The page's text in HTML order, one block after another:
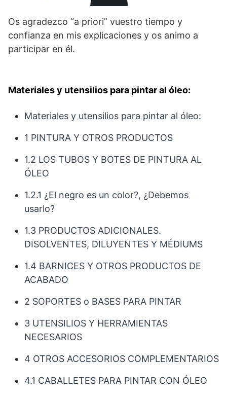
Os agradezco “a priori” vuestro tiempo y
confianza en mis explicaciones y os animo a
participar en él.
Materiales y utensilios para pintar al óleo:
Materiales y utensilios para pintar al óleo:
1 PINTURA Y OTROS PRODUCTOS
1.2 LOS TUBOS Y BOTES DE PINTURA AL
ÓLEO
1.2.1 ¿El negro es un color?, ¿Debemos
usarlo?
1.3 PRODUCTOS ADICIONALES.
DISOLVENTES, DILUYENTES Y MÉDIUMS
1.4 BARNICES Y OTROS PRODUCTOS DE
ACABADO
2 SOPORTES o BASES PARA PINTAR
3 UTENSILIOS Y HERRAMIENTAS
NECESARIOS
4 OTROS ACCESORIOS COMPLEMENTARIOS
4.1 CABALLETES PARA PINTAR CON ÓLEO